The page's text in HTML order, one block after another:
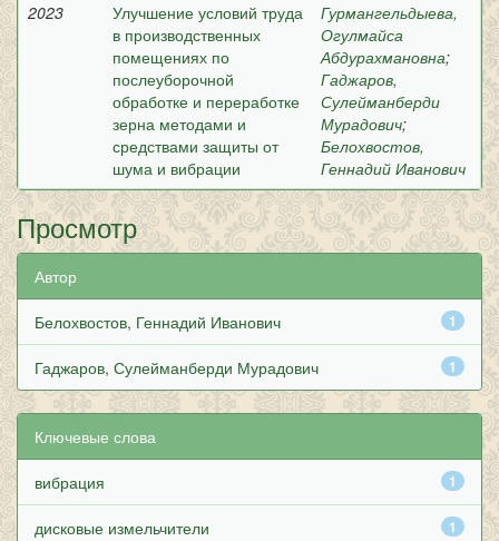
2023
Улучшение условий труда
в производственных
помещениях по
послеуборочной
обработке и переработке
зерна методами и
средствами защиты от
шума и вибрации
Гурмангельдыева,
Огулмайса
Абдурахмановна;
Гаджаров,
Сулейманберди
Мурадович;
Белохвостов,
Геннадий Иванович
Просмотр
Автор
1
Белохвостов, Геннадий Иванович
1
Гаджаров, Сулейманберди Мурадович
Ключевые слова
1
вибрация
1
дисковые измельчители